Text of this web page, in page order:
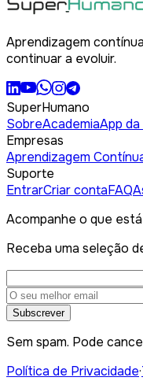
Aprendizagem
continuar a evoluir.
SuperHumano
SobreAcademiaApp
Empresas
Aprendizagem
Suporte
EntrarCriar contaFAQ
Acompanhe o que
Receba uma seleção
Subscrever
Sem spam. Pode
Política de Privacidade·